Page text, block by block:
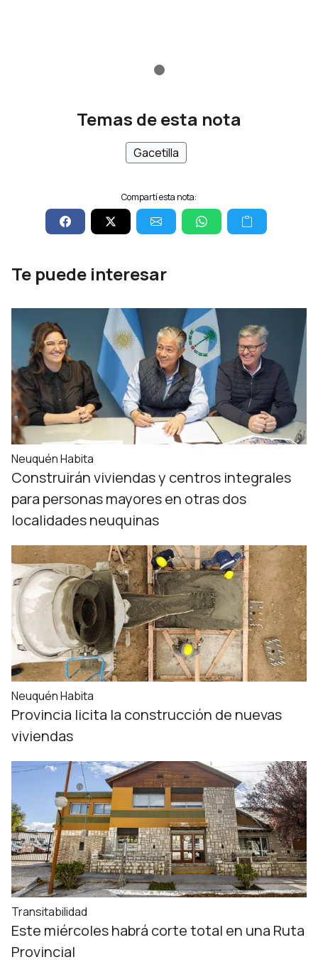
Temas de esta nota
Gacetilla
Compartí esta nota:
Te puede interesar
Neuquén Habita
Construirán viviendas y centros integrales
para personas mayores en otras dos
localidades neuquinas
Neuquén Habita
Provincia licita la construcción de nuevas
viviendas
Transitabilidad
Este miércoles habrá corte total en una Ruta
Provincial